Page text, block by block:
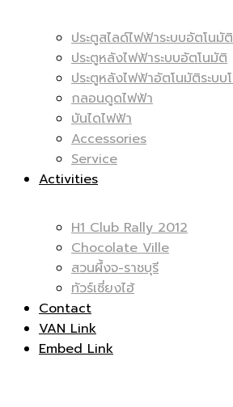
ไฟฟ้า
|
ประตูสไลด์ไฟฟ้าระบบอัตโนมัติ
ประตูหลังไฟฟ้าระบบอัตโนมัติ
ประตูหลังไฟฟ้าอัตโนมัติระบบ
กลอนดูดไฟฟ้า
บันไดไฟฟ้า
Accessories
Service
Activities
H1 Club Rally 2012
Chocolate Ville
สวนผึ้งจ-ราชบุรี
ทัวร์เซี่ยงไฮ้
Contact
VAN Link
Embed Link